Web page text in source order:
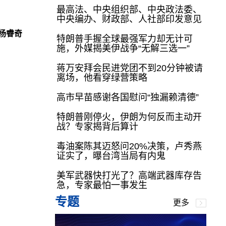
睿奇
最高法、中央组织部、中央政法委、
中央编办、财政部、人社部印发意见
特朗普手握全球最强军力却无计可
施，外媒揭美伊战争“无解三选一”
蒋万安拜会民进党团不到20分钟被请
离场，他看穿绿营策略
高市早苗感谢各国慰问“独漏赖清德”
特朗普刚停火，伊朗为何反而主动开
战？专家揭背后算计
毒油案陈其迈怒问20%决策，卢秀燕
证实了，曝台湾当局有内鬼
美军武器快打光了？高端武器库存告
急，专家最怕一事发生
专题 更多